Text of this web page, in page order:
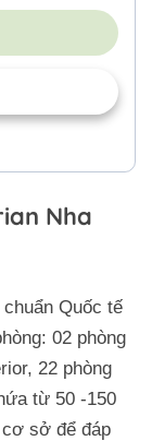
Nha
Quốc tế
02 phòng
22 phòng
từ 50 -150
sở để đáp